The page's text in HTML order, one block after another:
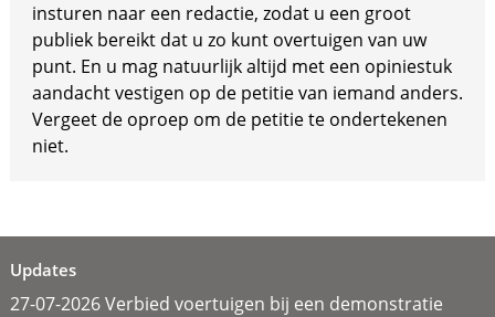
insturen naar een redactie, zodat u een groot
publiek bereikt dat u zo kunt overtuigen van uw
punt. En u mag natuurlijk altijd met een opiniestuk
aandacht vestigen op de petitie van iemand anders.
Vergeet de oproep om de petitie te ondertekenen
niet.
Updates
27-07-2026 Verbied voertuigen bij een demonstratie